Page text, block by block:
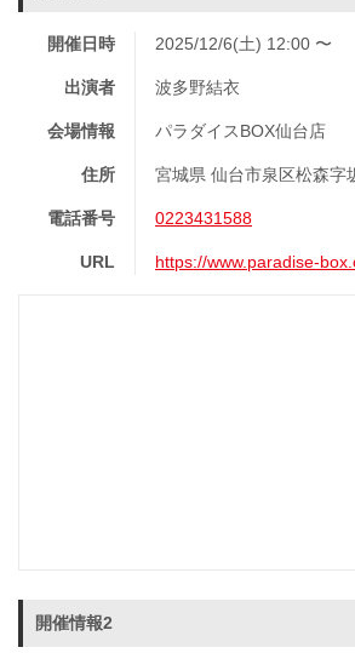
開催日時 2025/12/6(土) 12:00 〜
出演者 波多野結衣
会場情報 パラダイスBOX仙台店
住所 宮城県 仙台市泉区松森字
電話番号 0223431588
URL https://www.paradise-
開催情報2